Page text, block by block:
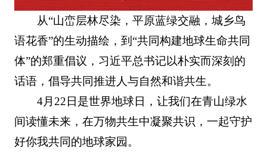
从“山峦层林尽染，平原蓝绿交融，城乡鸟
语花香”的生动描绘，到“共同构建地球生命共同
体”的郑重倡议，习近平总书记以朴实而深刻的
话语，倡导共同推进人与自然和谐共生。
4月22日是世界地球日，让我们在青山绿水
间读懂未来，在万物共生中凝聚共识，一起守护
好你我共同的地球家园。